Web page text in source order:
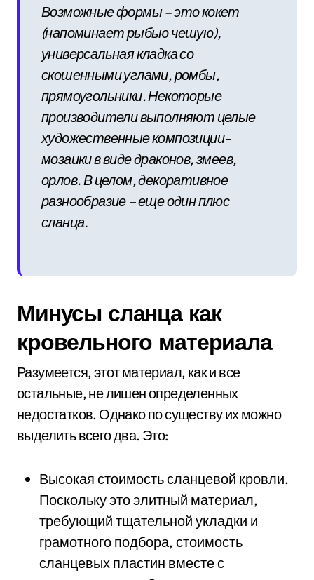
Возможные формы – это кокет
(напоминает рыбью чешую),
универсальная кладка со
скошенными углами, ромбы,
прямоугольники. Некоторые
производители выполняют целые
художественные композиции-
мозаики в виде драконов, змеев,
орлов. В целом, декоративное
разнообразие – еще один плюс
сланца.
Минусы сланца как
кровельного материала
Разумеется, этот материал, как и все
остальные, не лишен определенных
недостатков. Однако по существу их можно
выделить всего два. Это:
Высокая стоимость сланцевой кровли.
Поскольку это элитный материал,
требующий тщательной укладки и
грамотного подбора, стоимость
сланцевых пластин вместе с